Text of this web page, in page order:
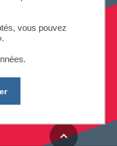
vous pouvez